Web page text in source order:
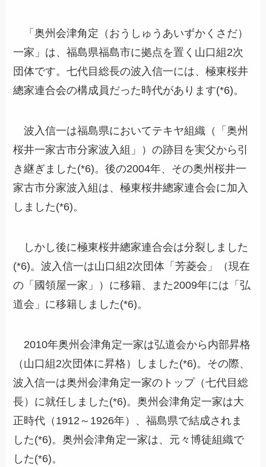
「奥州会津角定（おうしゅうあいずかくさだ）
一家」は、福島県福島市に拠点を置く山口組2次
団体です。七代目総長の波入信一には、極東桜井
總家連合会の構成員だった時代があります(*6)。
波入信一は福島県においてテキヤ組織（「奥州
桜井一家古市分家波入組」）の跡目を実父から引
き継ぎました(*6)。後の2004年、その奥州桜井一
家古市分家波入組は、極東桜井總家連合会に加入
しました(*6)。
しかし後に極東桜井總家連合会は分裂しました
(*6)。波入信一は山口組2次団体「芳菱会」（現在
の「國領屋一家」）に移籍、また2009年には「弘
道会」に移籍しました(*6)。
2010年奥州会津角定一家は弘道会から内部昇格
（山口組2次団体に昇格）しました(*6)。その際、
波入信一は奥州会津角定一家のトップ（七代目総
長）に就任しました(*6)。奥州会津角定一家は大
正時代（1912～1926年）、福島県で結成されま
した(*6)。奥州会津角定一家は、元々博徒組織で
した(*6)。